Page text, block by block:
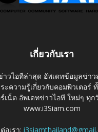
เกี่ยวกับเรา
าวไอทีล่าสุด อัพเดทข้อมูลข่าว
ะความรู้เกี่ยวกับคอมพิวเตอร์
เน็ต อัพเดทข่าวไอที ใหม่ๆ ทุก
www.i3Siam.com
อเรา: